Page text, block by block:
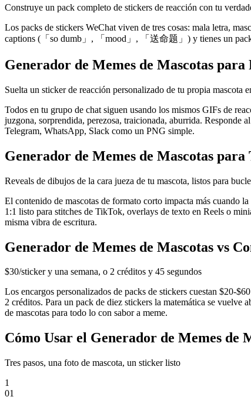
Construye un pack completo de stickers de reacción con tu
Los packs de stickers WeChat viven de tres cosas: mala letra,
captions (「so dumb」, 「mood」, 「送命题」) y tienes un
Generador de Memes de Mascotas para
Suelta un sticker de reacción personalizado de tu propia mascota
Todos en tu grupo de chat siguen usando los mismos GIFs de
juzgona, sorprendida, perezosa, traicionada, aburrida. Responde
Telegram, WhatsApp, Slack como un PNG simple.
Generador de Memes de Mascotas
Reveals de dibujos de la cara jueza de tu mascota, listos para
El contenido de mascotas de formato corto impacta más cuando
1:1 listo para stitches de TikTok, overlays de texto en Reels o
misma vibra de escritura.
Generador de Memes de Mascotas vs
$30/sticker y una semana, o 2 créditos y 45 segundos
Los encargos personalizados de packs de stickers cuestan $20-
2 créditos. Para un pack de diez stickers la matemática se vuelve
de mascotas para todo lo con sabor a meme.
Cómo Usar el Generador de Memes de
Tres pasos, una foto de mascota, un sticker listo
1
01